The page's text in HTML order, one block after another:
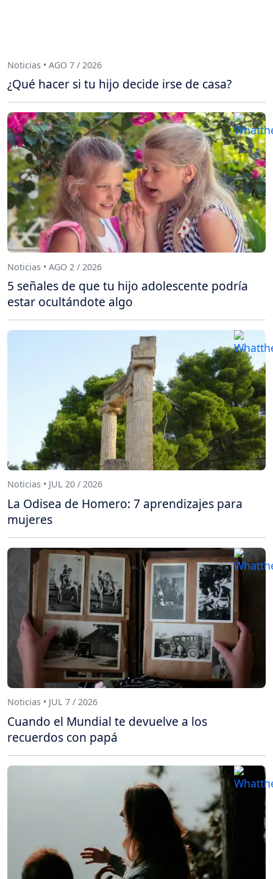
Noticias • AGO 7 / 2026
¿Qué hacer si tu hijo decide irse de casa?
Noticias • AGO 2 / 2026
5 señales de que tu hijo adolescente podría
estar ocultándote algo
Noticias • JUL 20 / 2026
La Odisea de Homero: 7 aprendizajes para
mujeres
Noticias • JUL 7 / 2026
Cuando el Mundial te devuelve a los
recuerdos con papá